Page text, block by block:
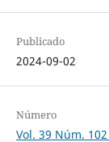
Publicado
2024-09-02
Número
Vol. 39 Núm.